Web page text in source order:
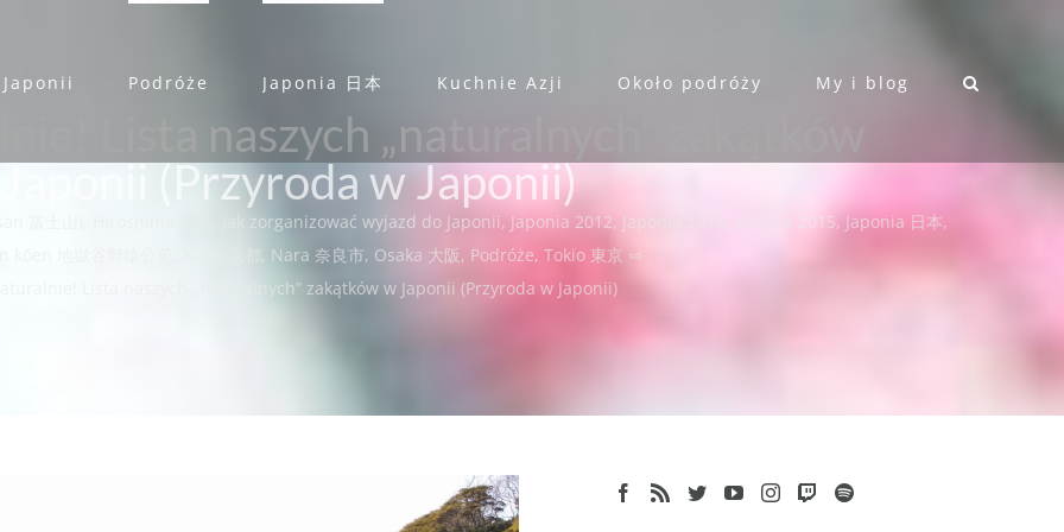
Podróże Japonia 日本 Kuchnie Azji Około podróży My i blog
Lista naszych „naturalnych” zakątków
(Przyroda w Japonii)
Jak zorganizować wyjazd do Japonii, Japonia 2012, Japonia 2013 Japonia 2015, Japonia 日本,
, Nara 奈良市, Osaka 大阪, Podróże, Tokio 東京 ⇨
Lista naszych „naturalnych” zakątków w Japonii (Przyroda w Japonii)